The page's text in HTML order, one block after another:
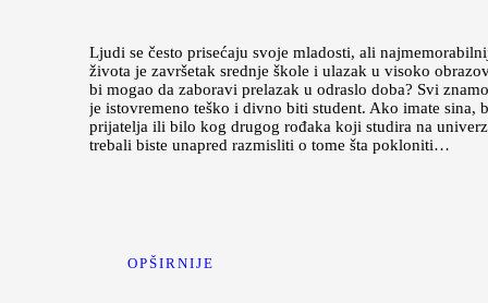
Ljudi se često prisećaju svoje mladosti, ali
života je završetak srednje škole i ulazak u visoko
bi mogao da zaboravi prelazak u odraslo doba? Svi
je istovremeno teško i divno biti student. Ako imate sina,
prijatelja ili bilo kog drugog rođaka koji studira na
trebali biste unapred razmisliti o tome šta pokloniti…
OPŠIRNIJE